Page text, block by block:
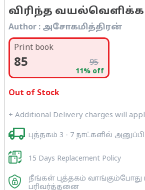
விரிந்த
Author : அசோகமித்திரன்
Print book
85 95
11% off
Out of Stock
+ Additional Delivery charges will
புத்தகம் 3 - 7 நாட்களில்
15 Days Replacement Policy
நீங்கள் புத்தகம் வாங்கும்போது
பரிவர்த்தனை